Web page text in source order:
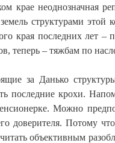
крае неоднозначная
структурами этой
края последних лет –
теперь – тяжбам по
за Данько
последние крохи.
Можно
доверителя. Потому
объективным